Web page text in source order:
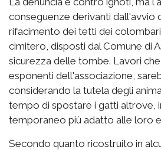
conseguenze derivanti dall'avvio
rifacimento dei tetti dei
cimitero, disposti dal Comune di
sicurezza delle tombe. Lavori
esponenti dell'associazione,
considerando la tutela degli
tempo di spostare i gatti altrove,
temporaneo più adatto alle loro
Secondo quanto ricostruito in